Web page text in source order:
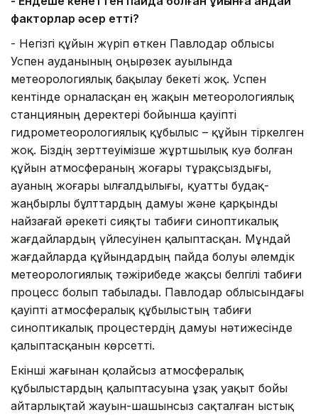
факторлар әсер етті?
- Негізгі құйын жүріп өткен Павлодар облысы
Успен ауданының Қоңырөзек ауылында
метеорологиялық бақылау бекеті жоқ. Успен
кентінде орналасқан ең жақын метеорологиялық
станцияның деректері бойынша қауіпті
гидрометеорологиялық құбылыс – құйын тіркелген
жоқ. Біздің зерттеуімізше жұртшылық куә болған
құйын атмосфераның жоғары тұрақсыздығы,
ауаның жоғары ылғалдылығы, қуатты будақ-
жаңбырлы бұлттардың дамуы және қарқынды
найзағай әрекеті сияқты табиғи синоптикалық
жағдайлардың үйлесуінен қалыптасқан. Мұндай
жағдайларда құйындардың пайда болуы әлемдік
метеорологиялық тәжірибеде жақсы белгілі табиғи
процесс болып табылады. Павлодар облысындағы
қауіпті атмосфералық құбылыстың табиғи
синоптикалық процестердің дамуы нәтижесінде
қалыптасқанын көрсетті.
Екінші жағынан қолайсыз атмосфералық
құбылыстардың қалыптасуына ұзақ уақыт бойы
айтарлықтай жауын-шашынсыз сақталған ыстық